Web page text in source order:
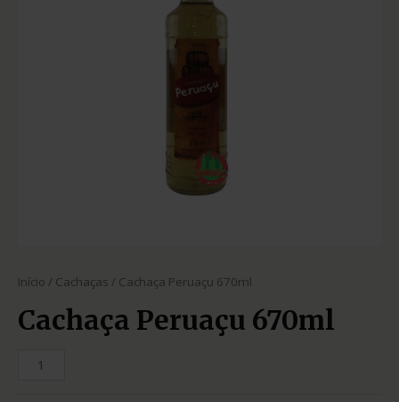
Início / Cachaças / Cachaça Peruaçu 670ml
Cachaça Peruaçu 670ml